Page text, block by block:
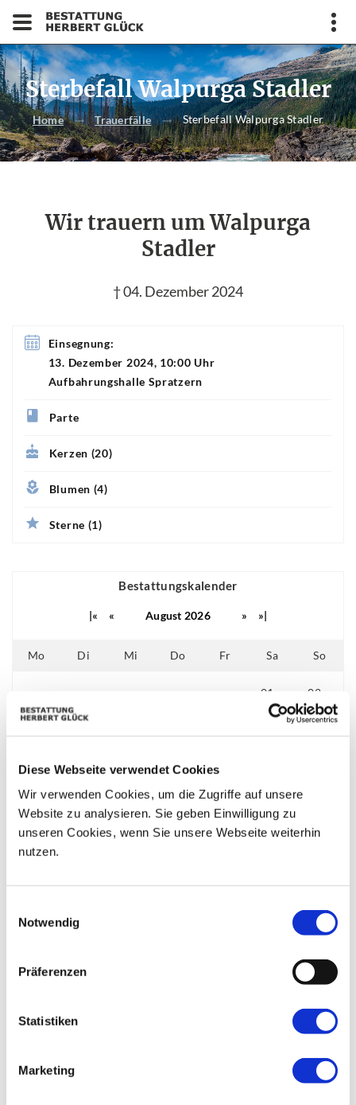
Diese Webseite verwendet Cookies
Wir verwenden Cookies, um die Zugriffe auf unsere
Website zu analysieren. Sie geben Einwilligung zu
unseren Cookies, wenn Sie unsere Webseite weiterhin
nutzen.
Notwendig
Präferenzen
Statistiken
Marketing
Sterbefall Walpurga Stadler
Home Trauerfälle Sterbefall Walpurga Stadler
Wir trauern um Walpurga
Stadler
† 04. Dezember 2024
Einsegnung:
13. Dezember 2024, 10:00 Uhr
Aufbahrungshalle Spratzern
Parte
Kerzen (20)
Blumen (4)
Sterne (1)
Bestattungskalender
|« « August 2026 » »|
Mo Di Mi Do Fr Sa So
01 02
10 11 12 13 14
17 18 19 20 21 22
24 25 26 27 28 29 30